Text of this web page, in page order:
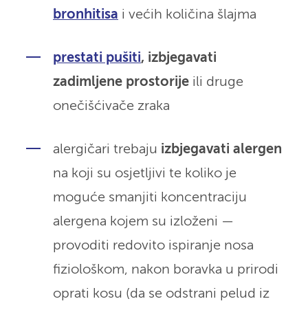
bronhitisa i većih količina šlajma
prestati pušiti, izbjegavati
zadimljene prostorijeili druge
onečišćivače zraka
alergičari trebaju izbjegavati alergen
na koji su osjetljivi te koliko je
moguće smanjiti koncentraciju
alergena kojem su izloženi —
provoditi redovito ispiranje nosa
fiziološkom, nakon boravka u prirodi
oprati kosu (da se odstrani pelud iz